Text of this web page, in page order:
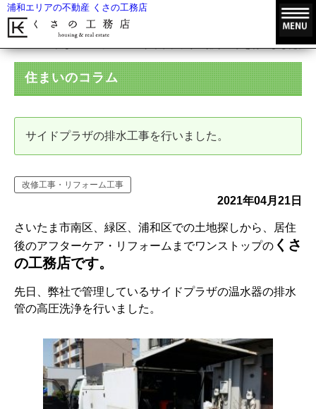
浦和エリアの不動産 くさの工務店
サイドプラザの排水工事を行いました。
住まいのコラム
サイドプラザの排水工事を行いました。
改修工事・リフォーム工事
2021年04月21日
さいたま市南区、緑区、浦和区での土地探しから、居住
後のアフターケア・リフォームまでワンストップの くさ
の工務店です。
先日、弊社で管理しているサイドプラザの温水器の排水
管の高圧洗浄を行いました。